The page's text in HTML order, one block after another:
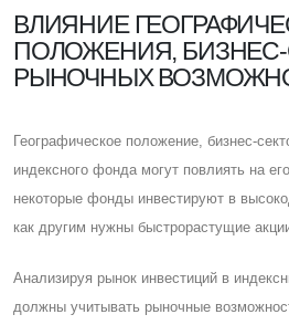
ВЛИЯНИЕ
ПОЛОЖЕНИЯ, БИЗНЕС-
РЫНОЧНЫХ
Географическое положение, бизнес-
индексного фонда могут повлиять на
некоторые фонды инвестируют в
как другим нужны быстрорастущие
Анализируя рынок инвестиций в
должны учитывать рыночные